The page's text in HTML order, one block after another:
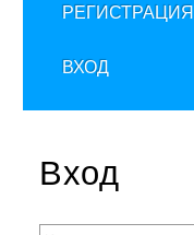
РЕГИСТРАЦИЯ
ВХОД
Вход